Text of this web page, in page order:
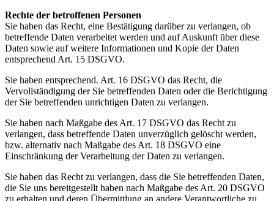
Rechte der betroffenen Personen
Sie haben das Recht, eine Bestätigung darüber zu verlangen, ob
betreffende Daten verarbeitet werden und auf Auskunft über diese
Daten sowie auf weitere Informationen und Kopie der Daten
entsprechend Art. 15 DSGVO.
Sie haben entsprechend. Art. 16 DSGVO das Recht, die
Vervollständigung der Sie betreffenden Daten oder die Berichtigung
der Sie betreffenden unrichtigen Daten zu verlangen.
Sie haben nach Maßgabe des Art. 17 DSGVO das Recht zu
verlangen, dass betreffende Daten unverzüglich gelöscht werden,
bzw. alternativ nach Maßgabe des Art. 18 DSGVO eine
Einschränkung der Verarbeitung der Daten zu verlangen.
Sie haben das Recht zu verlangen, dass die Sie betreffenden Daten,
die Sie uns bereitgestellt haben nach Maßgabe des Art. 20 DSGVO
zu erhalten und deren Übermittlung an andere Verantwortliche zu